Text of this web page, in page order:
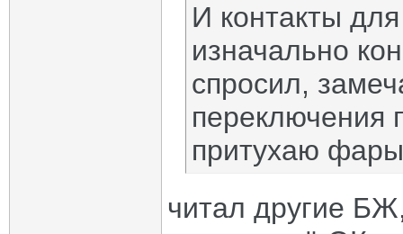
И контакты
изначально
спросил,
переключения
притухаю
читал другие